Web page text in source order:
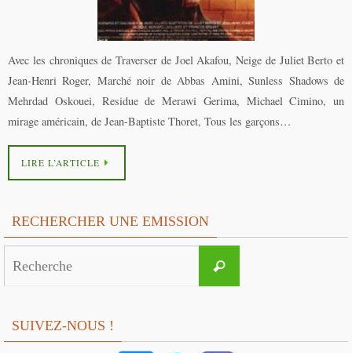
Avec les chroniques de Traverser de Joel Akafou, Neige de Juliet Berto et
Jean-Henri Roger, Marché noir de Abbas Amini, Sunless Shadows de
Mehrdad Oskouei, Residue de Merawi Gerima, Michael Cimino, un
mirage américain, de Jean-Baptiste Thoret, Tous les garçons…
LIRE L’ARTICLE
RECHERCHER UNE EMISSION
Recherche
SUIVEZ-NOUS !